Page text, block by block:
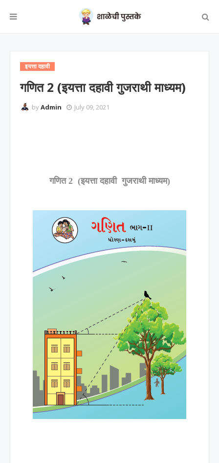
इयत्ता दहावी
गणित 2 (इयत्ता दहावी गुजराथी माध्यम)
byAdmin July 09, 2021
गणित 2 (इयत्ता दहावी गुजराथी माध्यम)